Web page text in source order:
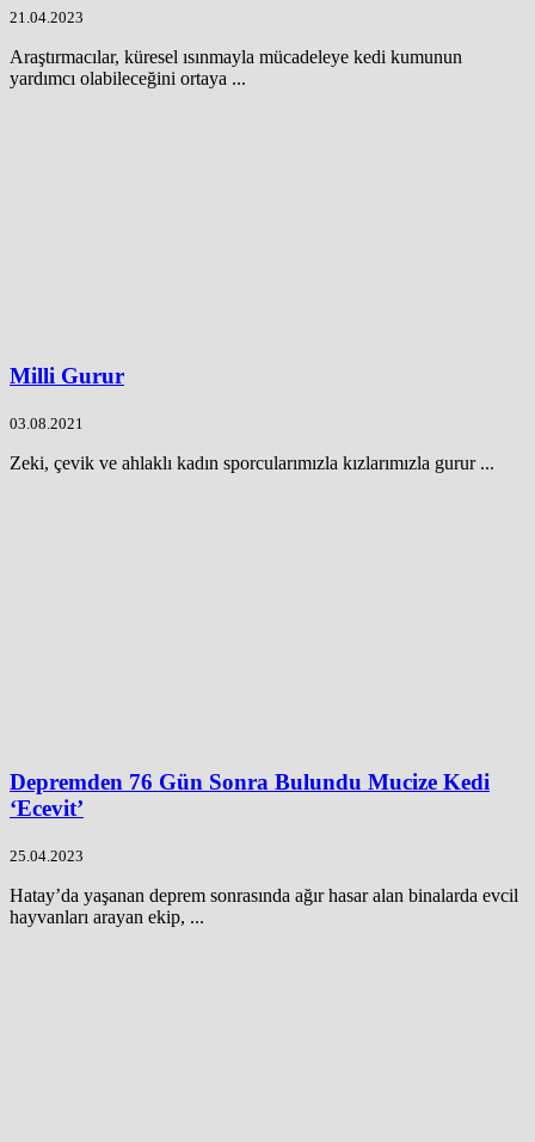
21.04.2023
Araştırmacılar, küresel ısınmayla mücadeleye kedi kumunun
yardımcı olabileceğini ortaya ...
Milli Gurur
03.08.2021
Zeki, çevik ve ahlaklı kadın sporcularımızla kızlarımızla gurur ...
Depremden 76 Gün Sonra Bulundu Mucize Kedi
‘Ecevit’
25.04.2023
Hatay’da yaşanan deprem sonrasında ağır hasar alan binalarda evcil
hayvanları arayan ekip, ...